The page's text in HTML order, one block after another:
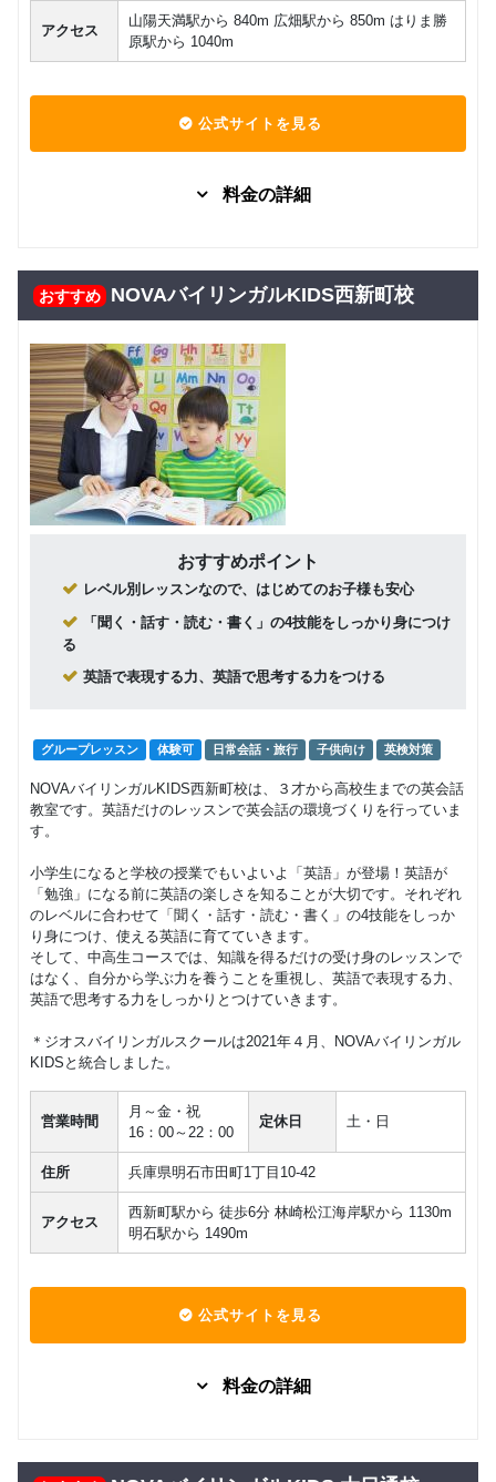
アクセス
山陽天満駅から 840m 広畑駅から 850m はりま勝
原駅から 1040m
公式サイトを見る
料金の詳細
7,480 円(税込) / 月
回数：4 / 1セッション40分
Class5 小学生
グループレッスン
8,000円(税込) / 月
回数：4 / 1セッション40分
Class4 小学
生
グループレッスン
8,500円(税込) / 月
回数：4 / 1セッション40分
グループレッスン 子供向け
9,000円(税込) / 月
回数：4 / 1セッション40分
Class2c,2b,2a
9,500
おすすめ NOVAバイリンガルKIDS西新町校
おすすめポイント
レベル別レッスンなので、はじめてのお子様も安心
「聞く・話す・読む・書く」の4技能をしっかり身につけ
る
英語で表現する力、英語で思考する力をつける
グループレッスン 体験可 日常会話・旅行 子供向け 英検対策
NOVAバイリンガルKIDS西新町校は、３才から高校生までの英会話
教室です。英語だけのレッスンで英会話の環境づくりを行っていま
す。
小学生になると学校の授業でもいよいよ「英語」が登場！英語が
「勉強」になる前に英語の楽しさを知ることが大切です。それぞれ
のレベルに合わせて「聞く・話す・読む・書く」の4技能をしっか
り身につけ、使える英語に育てていきます。
そして、中高生コースでは、知識を得るだけの受け身のレッスンで
はなく、自分から学ぶ力を養うことを重視し、英語で表現する力、
英語で思考する力をしっかりとつけていきます。
＊ジオスバイリンガルスクールは2021年４月、NOVAバイリンガル
KIDSと統合しました。
営業時間
月～金・祝
16：00～22：00
定休日 土・日
住所 兵庫県明石市田町1丁目10-42
アクセス
西新町駅から 徒歩6分 林崎松江海岸駅から 1130m
明石駅から 1490m
公式サイトを見る
料金の詳細
7,480 円(税込) / 月